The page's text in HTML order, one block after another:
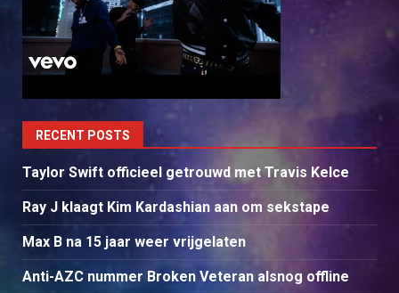
RECENT POSTS
Taylor Swift officieel getrouwd met Travis Kelce
Ray J klaagt Kim Kardashian aan om sekstape
Max B na 15 jaar weer vrijgelaten
Anti-AZC nummer Broken Veteran alsnog offline